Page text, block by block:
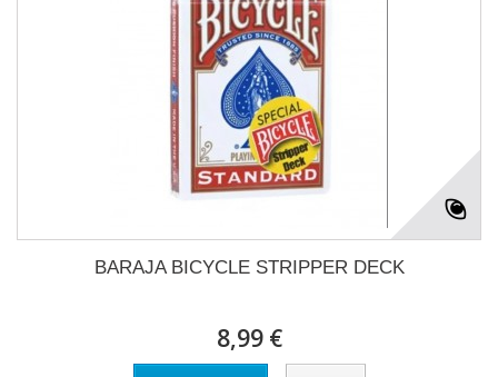
BARAJA BICYCLE STRIPPER DECK
8,99 €